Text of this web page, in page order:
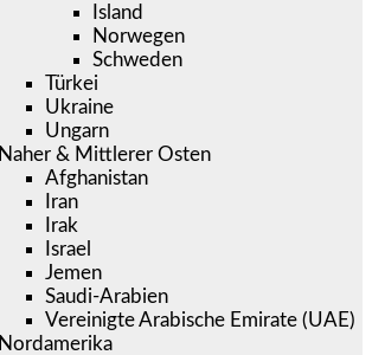
Island
Norwegen
Schweden
Türkei
Ukraine
Ungarn
Naher & Mittlerer Osten
Afghanistan
Iran
Irak
Israel
Jemen
Saudi-Arabien
Vereinigte Arabische Emirate (UAE)
Nordamerika